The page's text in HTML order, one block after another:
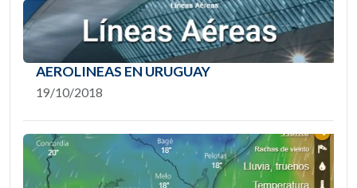
AEROLINEAS EN URUGUAY
19/10/2018